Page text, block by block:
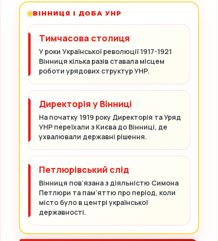
ВІННИЦЯ І ДОБА УНР
Тимчасова столиця
У роки Української революції 1917-1921
Вінниця кілька разів ставала місцем
роботи урядових структур УНР.
Директорія у Вінниці
На початку 1919 року Директорія та Уряд
УНР переїхали з Києва до Вінниці, де
ухвалювали державні рішення.
Петлюрівський слід
Вінниця пов’язана з діяльністю Симона
Петлюри та пам’яттю про період, коли
місто було в центрі української
державності.